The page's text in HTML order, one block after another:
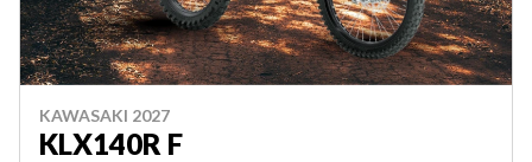
KAWASAKI 2027
KLX140R F